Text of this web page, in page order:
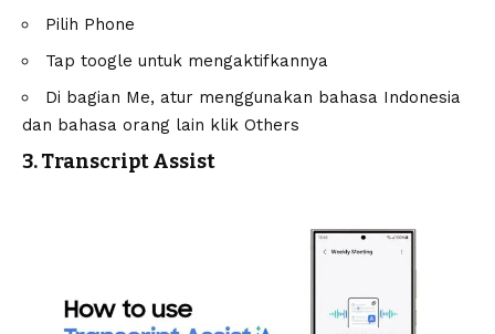
Pilih Phone
Tap toogle untuk mengaktifkannya
Di bagian Me, atur menggunakan bahasa Indonesia
dan bahasa orang lain klik Others
3. Transcript Assist